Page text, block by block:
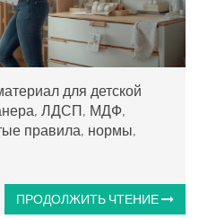
для детской
ЛДСП, МДФ,
правила, нормы,
ПРОДОЛЖИТЬ ЧТЕНИЕ